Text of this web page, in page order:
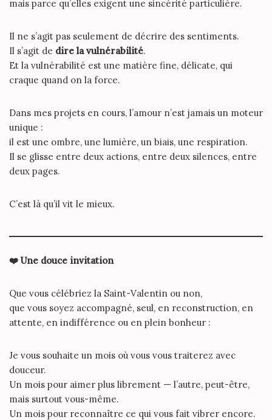
mais parce qu’elles exigent une sincérité particulière.
Il ne s’agit pas seulement de décrire des sentiments.
Il s’agit de dire la vulnérabilité.
Et la vulnérabilité est une matière fine, délicate, qui
craque quand on la force.
Dans mes projets en cours, l’amour n’est jamais un moteur
unique :
il est une ombre, une lumière, un biais, une respiration.
Il se glisse entre deux actions, entre deux silences, entre
deux pages.
C’est là qu’il vit le mieux.
❤ ️ Une douce invitation
Que vous célébriez la Saint-Valentin ou non,
que vous soyez accompagné, seul, en reconstruction, en
attente, en indifférence ou en plein bonheur :
Je vous souhaite un mois où vous vous traiterez avec
douceur.
Un mois pour aimer plus librement — l’autre, peut-être,
mais surtout vous-même.
Un mois pour reconnaître ce qui vous fait vibrer encore.